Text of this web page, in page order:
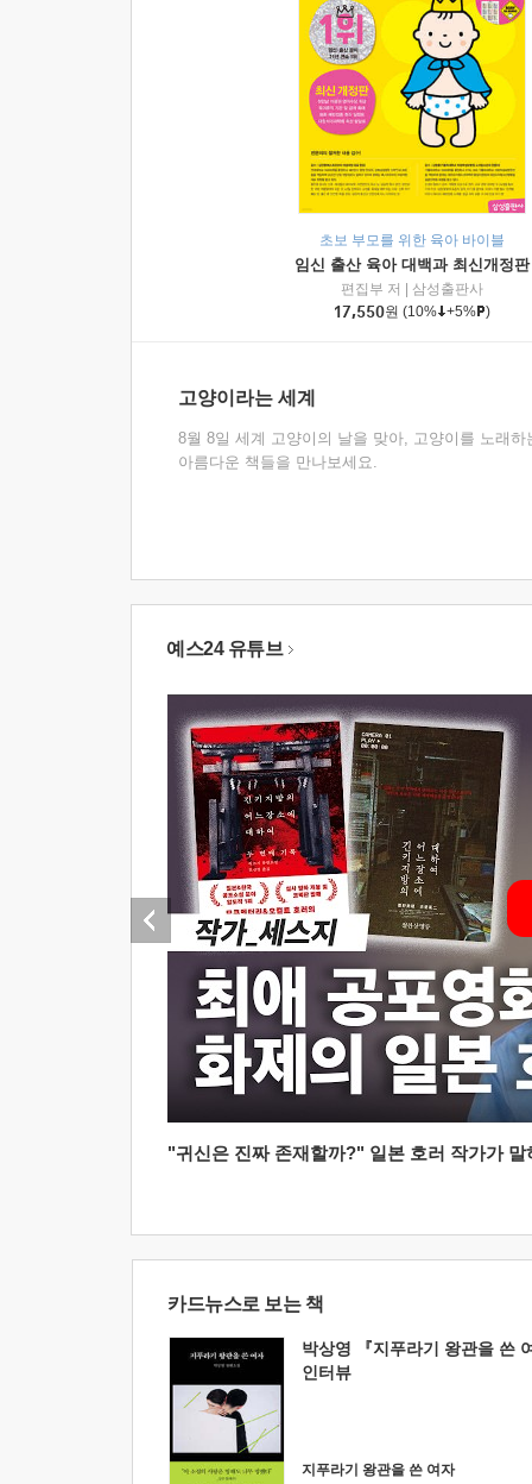
초보 부모를 위한 육아 바이블
임신 출산 육아 대백과 최신개정판
편집부 저
삼성출판사
17,550원 (10% +5% )
고양이라는 세계
8월 8일 세계 고양이의 날을 맞아, 고양이를 노래하
아름다운 책들을 만나보세요.
예스24 유튜브
"귀신은 진짜 존재할까?" 일본 호러 작가가
카드뉴스로 보는 책
박상영 『지푸라기 왕관을 쓴
인터뷰
지푸라기 왕관을 쓴 여자